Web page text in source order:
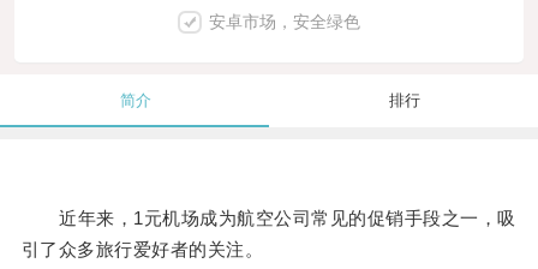
安卓市场，安全绿色
简介 排行
近年来，1元机场成为航空公司常见的促销手段之一，吸
引了众多旅行爱好者的关注。